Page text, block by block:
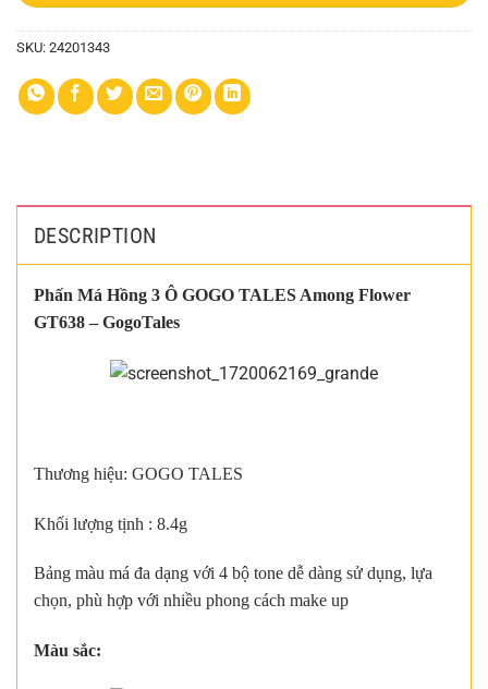
SKU: 24201343
DESCRIPTION
Phấn Má Hồng 3 Ô GOGO TALES Among Flower
GT638 – GogoTales
Thương hiệu: GOGO TALES
Khối lượng tịnh : 8.4g
Bảng màu má đa dạng với 4 bộ tone dễ dàng sử dụng, lựa
chọn, phù hợp với nhiều phong cách make up
Màu sắc: